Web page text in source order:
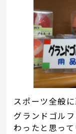
スポーツ全般
グランドゴル
わったと思っ